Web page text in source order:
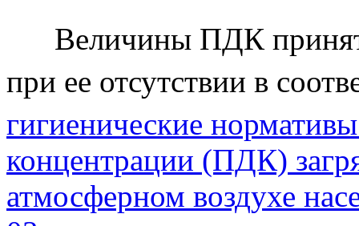
Величины ПДК
при ее отсутствии в
гигиенические
концентрации (ПДК)
атмосферном воздухе